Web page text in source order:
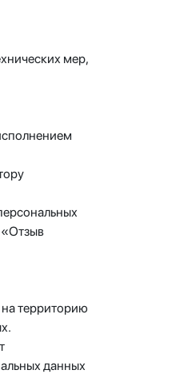
мер,
«Отзыв
территорию
данных